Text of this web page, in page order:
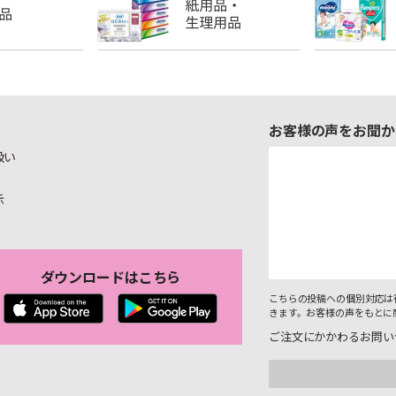
い
ダウンロードはこちら
お客様の声をお聞
こちらの投稿への個別対応
きます。お客様の声をもと
ご注文にかかわるお問